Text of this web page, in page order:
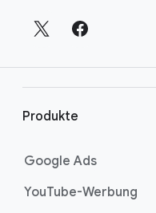
i
Produkte
Google Ads
YouTube-Werbung